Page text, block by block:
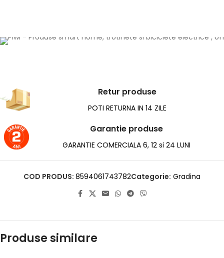
Retur produse
POTI RETURNA IN 14 ZILE
Garantie produse
GARANTIE COMERCIALA 6, 12 si 24 LUNI
COD PRODUS: 8594061743782Categorie: Gradina
Produse similare